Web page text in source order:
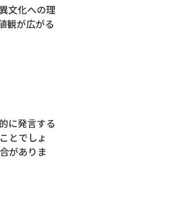
文化への理
観が広がる
に発言する
とでしょ
がありま